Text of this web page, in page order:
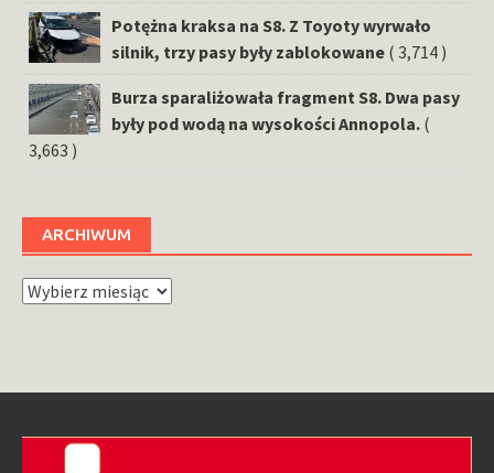
Potężna kraksa na S8. Z Toyoty wyrwało
silnik, trzy pasy były zablokowane ( 3,714 )
Burza sparaliżowała fragment S8. Dwa pasy
były pod wodą na wysokości Annopola. (
3,663 )
ARCHIWUM
Archiwum